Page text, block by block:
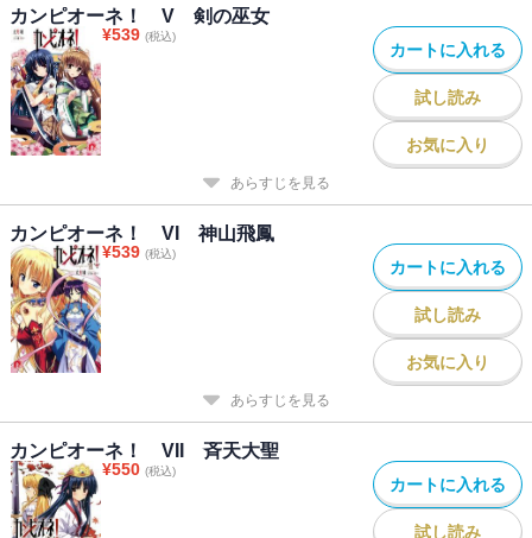
カンピオーネ！ V 剣の巫女
¥539 (税込)
カートに入れる
試し読み
お気に入り
あらすじを見る
カンピオーネ！ VI 神山飛鳳
¥539 (税込)
カートに入れる
試し読み
お気に入り
あらすじを見る
カンピオーネ！ VII 斉天大聖
¥550 (税込)
カートに入れる
試し読み